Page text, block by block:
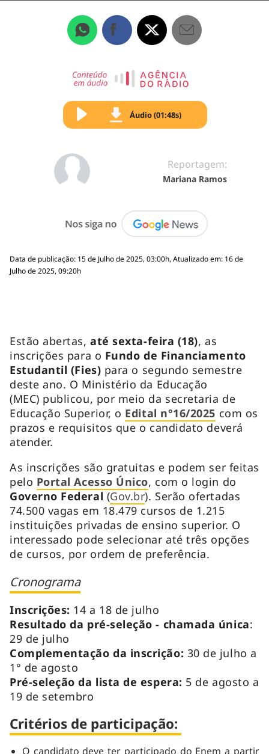
Áudio (01:48s)
Reportagem:
Mariana Ramos
Data de publicação: 15 de Julho de 2025, 03:00h, Atualizado em: 16 de
Julho de 2025, 09:20h
Estão abertas,até sexta-feira (18), as
inscrições para o Fundo de Financiamento
Estudantil (Fies) para o segundo semestre
deste ano. O Ministério da Educação
(MEC) publicou, por meio da secretaria de
Educação Superior, o Edital n°16/2025 com os
prazos e requisitos que o candidato deverá
atender.
As inscrições são gratuitas e podem ser feitas
pelo Portal Acesso Único, com o login do
Governo Federal (Gov.br). Serão ofertadas
74.500 vagas em 18.479 cursos de 1.215
instituições privadas de ensino superior. O
interessado pode selecionar até três opções
de cursos, por ordem de preferência.
Cronograma
Inscrições: 14 a 18 de julho
Resultado da pré-seleção - chamada única:
29 de julho
Complementação da inscrição: 30 de julho a
1° de agosto
Pré-seleção da lista de espera: 5 de agosto a
19 de setembro
Critérios de participação:
O candidato deve ter participado do Enem a partir